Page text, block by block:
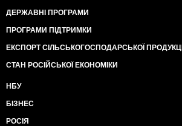
ДЕРЖАВНІ ПРОГРАМИ
ПРОГРАМИ ПІДТРИМКИ
ЕКСПОРТ СІЛЬСЬКОГОСПОДАРСЬКОЇ ПРОДУКЦІЇ
СТАН РОСІЙСЬКОЇ ЕКОНОМІКИ
НБУ
БІЗНЕС
РОСІЯ